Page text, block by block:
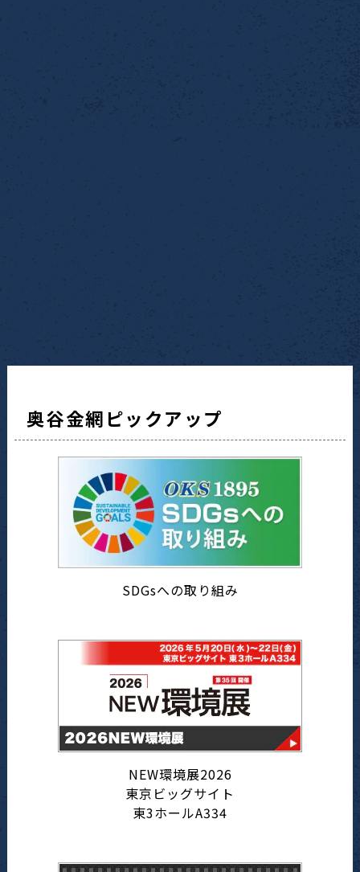
奥谷金網ピックアップ
SDGsへの取り組み
NEW環境展2026
東京ビッグサイト
東3ホールA334